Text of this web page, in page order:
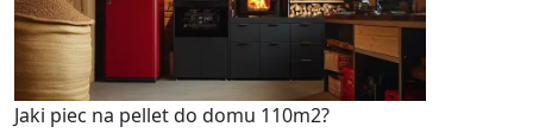
Jaki piec na pellet do domu 110m2?